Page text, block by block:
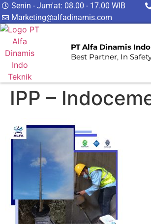
Senin - Jum'at: 08.00 - 17.00 WIB
Marketing@alfadinamis.com
PT Alfa Dinamis
Best Partner, In
IPP –